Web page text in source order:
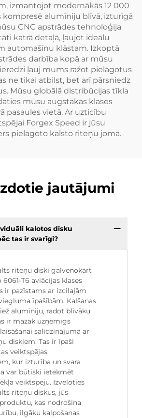
izmantojot modernākās 12 000
kompresē alumīniju blīvā, izturīgā
CNC apstrādes tehnoloģija
katrā detaļā, ļaujot ideālu
automašīnu klāstam. Izkoptā
darbība kopā ar mūsu
ļauj mums ražot pielāgotus
ne tikai atbilst, bet arī pārsniedz
Mūsu globālā distribūcijas tīkla
mūsu augstākās klases
pasaules vietā. Ar uzticību
Forgex Speed ir jūsu
pielāgoto kalsto riteņu jomā.
jautājumi
kalotos disku
tas ir svarīgi?
riteņu diski galvenokārt
T6 aviācijas klases
ir pazīstams ar izcilajām
īpašībām. Kalšanas
alumīniju, radot blīvāku
ir mazāk uzņēmīgs
salīdzinājumā ar
diskiem. Tas ir īpaši
veiktspējas
kur izturība un svara
var būtiski ietekmēt
veiktspēju. Izvēloties
riteņu diskus, jūs
kas nodrošina
ilgāku kalpošanas